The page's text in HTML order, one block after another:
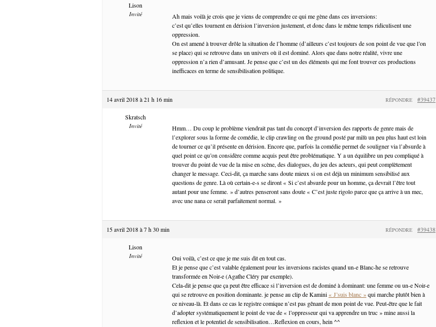
Lison
Invité
Ah mais voilà je crois que je viens de comprendre ce qui me gène dans ces inversions:
c’est qu’elles tournent en dérision l’inversion justement, et donc dans le même temps ridiculisent une
oppression.
On est amené à trouver drôle la situation de l’homme (d’ailleurs c’est toujours de son point de vue que l’on
se place) qui se retrouve dans un univers où il est dominé. Alors que dans notre réalité, vivre une
oppression n’a rien d’amusant. Je pense que c’est un des éléments qui me font trouver ces productions
inefficaces en terme de sensibilisation politique.
14 avril 2018 à 21 h 16 min #39437
RÉPONDRE
Skratsch
Invité
Hmm… Du coup le problème viendrait pas tant du concept d’inversion des rapports de genre mais de
l’explorer sous la forme de comédie, le clip crawling on the ground posté par milù un peu plus haut est loin
de tourner ce qu’il présente en dérision. Encore que, parfois la comédie permet de souligner via l’absurde à
quel point ce qu’on considère comme acquis peut être problématique. Y a un équilibre un peu compliqué à
trouver du point de vue de la mise en scène, des dialogues, du jeu des acteurs, qui peut complètement
changer le message. Ceci-dit, ça marche sans doute mieux si on est déjà un minimum sensibilisé aux
questions de genre. Là où certain-e-s se diront « Si c’est absurde pour un homme, ça devrait l’être tout
autant pour une femme. » d’autres penseront sans doute « C’est juste rigolo parce que ça arrive à un mec,
avec une nana ce serait parfaitement normal. »
15 avril 2018 à 7 h 30 min #39438
RÉPONDRE
Lison
Invité
Oui voilà, c’est ce que je me suis dit en tout cas.
Et je pense que c’est valable également pour les inversions racistes quand un-e Blanc-he se retrouve
transformée en Noir-e (Agathe Cléry par exemple).
Cela-dit je pense que ça peut être efficace si l’inversion est de dominé à dominant: une femme ou un-e Noir-e
qui se retrouve en position dominante. je pense au clip de Kamini « J’suis blanc »qui marche plutôt bien à
ce niveau-là. Et dans ce cas le registre comique n’est pas gênant de mon point de vue. Peut-être que le fait
d’adopter systématiquement le point de vue de « l’oppresseur qui va apprendre un truc » mine aussi la
reflexion et le potentiel de sensibilisation…Reflexion en cours, hein ^^